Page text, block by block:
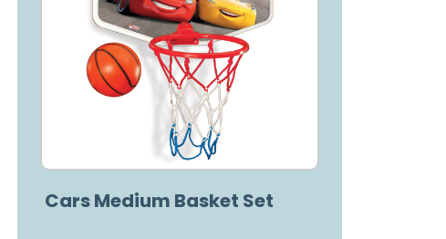
Cars Medium Basket Set